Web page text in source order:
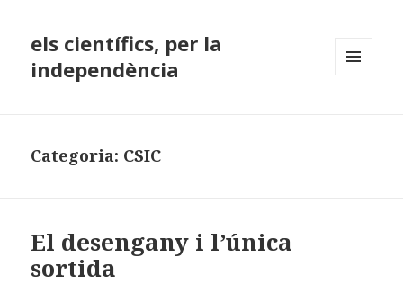
els científics, per la
independència
Categoria: CSIC
El desengany i l’única
sortida